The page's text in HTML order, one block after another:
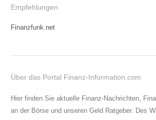
Empfehlungen
Finanzfunk.net
Über das Portal Finanz-Information.com
Hier finden Sie aktuelle Finanz-Nachrichten,
an der Börse und unseren Geld Ratgeber. Des